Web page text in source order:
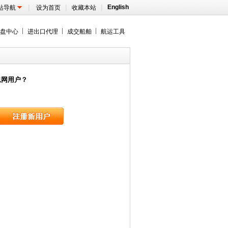
导航 | 设为首页 | 收藏本站 | English
中心 进出口代理 成交船舶 航运工具
用户？